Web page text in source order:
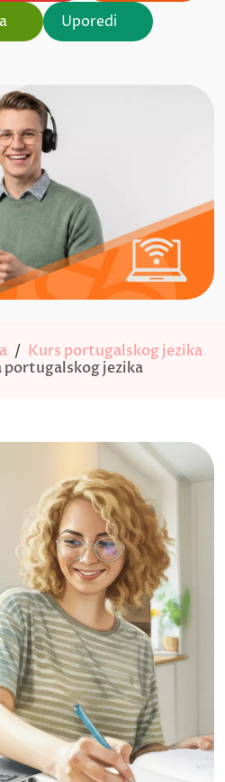
Uporedi
Kurs portugalskog jezika
portugalskog jezika